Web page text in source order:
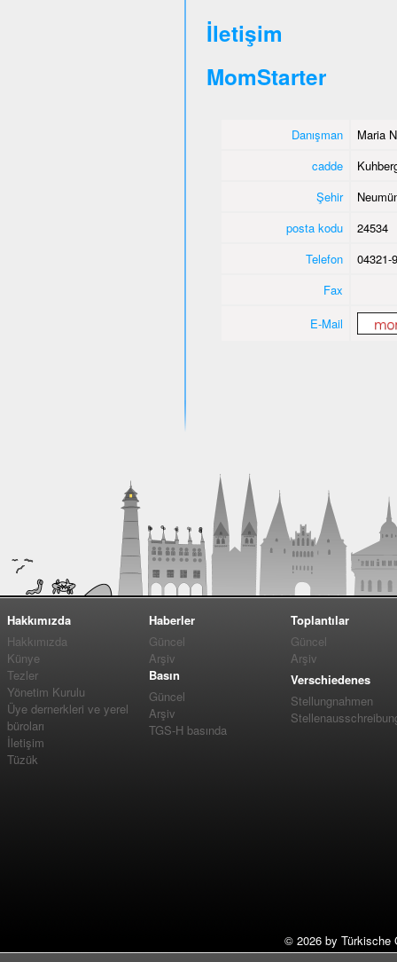
İletişim
MomStarter
Danışman
Maria
cadde
Şehir
posta kodu
24534
Telefon
04321-
Fax
E-Mail
Hakkımızda
Hakkımızda
Künye
Tezler
Yönetim Kurulu
Üye dernerkleri ve yerel
büroları
İletişim
Tüzük
Haberler
Güncel
Arşiv
Basın
Güncel
Arşiv
TGS-H basında
Toplantılar
Güncel
Arşiv
Verschiedenes
Stellungnahmen
© 2026 by Türkische